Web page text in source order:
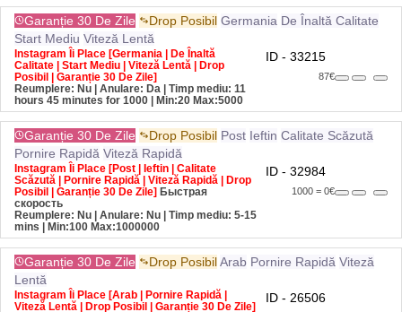
Garanție 30 De Zile Drop Posibil Germania De Înaltă Calitate
Start Mediu Viteză Lentă
Instagram Îi Place [Germania | De Înaltă
Calitate | Start Mediu | Viteză Lentă | Drop
Posibil | Garanție 30 De Zile]
Reumplere: Nu | Anulare: Da | Timp mediu: 11
hours 45 minutes for 1000 | Min:20 Max:5000
87€
Garanție 30 De Zile Drop Posibil Post Ieftin Calitate Scăzută
Pornire Rapidă Viteză Rapidă
Instagram Îi Place [Post | Ieftin | Calitate
Scăzută | Pornire Rapidă | Viteză Rapidă | Drop
Posibil | Garanție 30 De Zile] Быстрая
скорость
Reumplere: Nu | Anulare: Nu | Timp mediu: 5-15
mins| Min:100 Max:1000000
1000 = 0€
Garanție 30 De Zile Drop PosibilArab Pornire Rapidă Viteză
Lentă
Instagram Îi Place [Arab | Pornire Rapidă |
Viteză Lentă | Drop Posibil | Garanție 30 De Zile]
Быстрая скорость
3€